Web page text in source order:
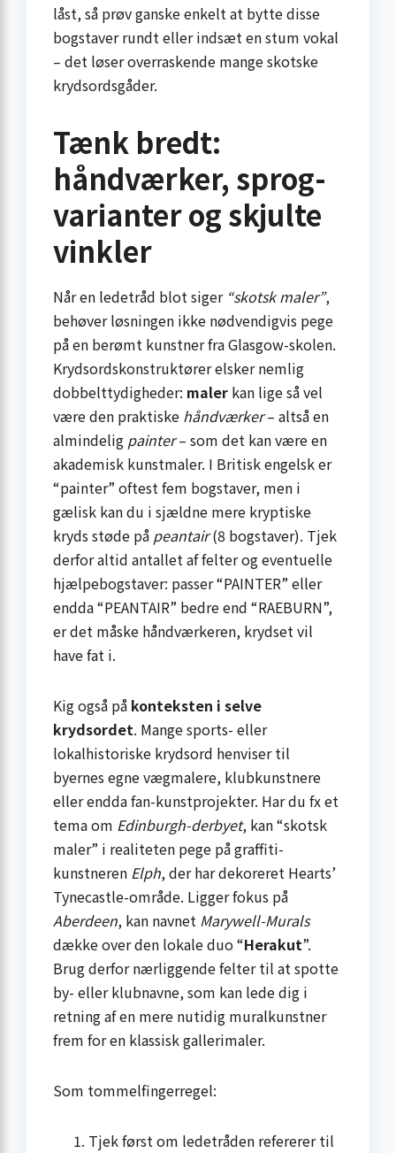
låst, så prøv ganske enkelt at bytte disse
bogstaver rundt eller indsæt en stum vokal
– det løser overraskende mange skotske
krydsordsgåder.
Tænk bredt:
håndværker, sprog-
varianter og skjulte
vinkler
Når en ledetråd blot siger “skotsk maler”,
behøver løsningen ikke nødvendigvis pege
på en berømt kunstner fra Glasgow-skolen.
Krydsordskonstruktører elsker nemlig
dobbelttydigheder: maler kan lige så vel
være den praktiske håndværker– altså en
almindelig painter– som det kan være en
akademisk kunstmaler. I Britisk engelsk er
“painter” oftest fem bogstaver, men i
gælisk kan du i sjældne mere kryptiske
kryds støde på peantair(8 bogstaver). Tjek
derfor altid antallet af felter og eventuelle
hjælpebogstaver: passer “PAINTER” eller
endda “PEANTAIR” bedre end “RAEBURN”,
er det måske håndværkeren, krydset vil
have fat i.
Kig også på konteksten i selve
krydsordet. Mange sports- eller
lokalhistoriske krydsord henviser til
byernes egne vægmalere, klubkunstnere
eller endda fan-kunstprojekter. Har du fx et
tema om Edinburgh-derbyet, kan “skotsk
maler” i realiteten pege på graffiti-
kunstneren Elph, der har dekoreret Hearts’
Tynecastle-område. Ligger fokus på
Aberdeen, kan navnet Marywell-Murals
dække over den lokale duo “Herakut”.
Brug derfor nærliggende felter til at spotte
by- eller klubnavne, som kan lede dig i
retning af en mere nutidig muralkunstner
frem for en klassisk galleri­maler.
Som tommelfingerregel:
Tjek først om ledetråden refererer til